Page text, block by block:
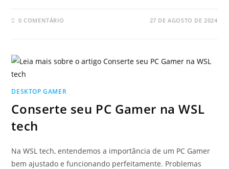
0 COMENTÁRIO 27 DE AGOSTO DE 2024
DESKTOP GAMER
Conserte seu PC Gamer na WSL
tech
Na WSL tech, entendemos a importância de um PC Gamer
bem ajustado e funcionando perfeitamente. Problemas